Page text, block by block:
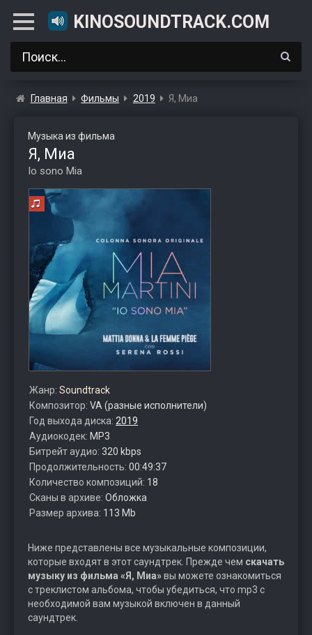
KINOSOUNDTRACK.COM
Главная Фильмы 2019 Я, Миа
Музыка из фильма
Я, Миа
Io sono Mia
Жанр: Soundtrack
Композитор: VA (разные исполнители)
Год выхода диска: 2019
Аудиокодек: MP3
Битрейт аудио: 320 kbps
Продолжительность: 00:49:37
Количество композиций: 18
Сканы в архиве: Обложка
Размер архива: 113 Mb
Ниже представлены все музыкальные композиции,
которые входят в этот саундтрек. Прежде чем скачать
музыку из фильма «Я, Миа»вы можете ознакомиться
с треклистом альбома, чтобы убедиться, что mp3 с
необходимой вам музыкой включен в данный
саундтрек.